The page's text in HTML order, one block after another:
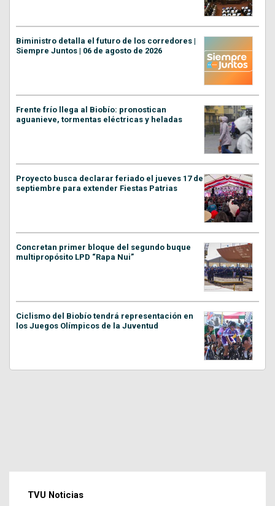
Biministro detalla el futuro de los corredores |
Siempre Juntos | 06 de agosto de 2026
Frente frío llega al Biobío: pronostican
aguanieve, tormentas eléctricas y heladas
Proyecto busca declarar feriado el jueves 17 de
septiembre para extender Fiestas Patrias
Concretan primer bloque del segundo buque
multipropósito LPD “Rapa Nui”
Ciclismo del Biobío tendrá representación en
los Juegos Olímpicos de la Juventud
TVU Noticias